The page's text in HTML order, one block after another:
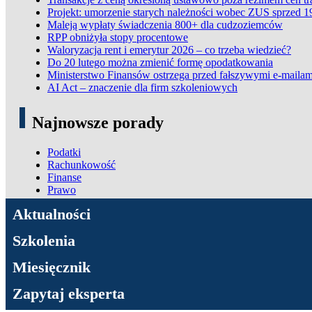
Projekt: umorzenie starych należności wobec ZUS sprzed
Maleją wypłaty świadczenia 800+ dla cudzoziemców
RPP obniżyła stopy procentowe
Waloryzacja rent i emerytur 2026 – co trzeba wiedzieć?
Do 20 lutego można zmienić formę opodatkowania
Ministerstwo Finansów ostrzega przed fałszywymi e-
AI Act – znaczenie dla firm szkoleniowych
Najnowsze porady
Podatki
Rachunkowość
Finanse
Prawo
ADN Podatki
Aktualności
Szkolenia
Miesięcznik
Zapytaj eksperta